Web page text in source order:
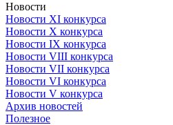
Новости
Новости XI конкурса
Новости X конкурса
Новости IX конкурса
Новости VIII конкурса
Новости VII конкурса
Новости VI конкурса
Новости V конкурса
Архив новостей
Полезное